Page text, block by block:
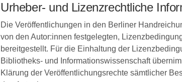
Urheber- und Lizenzrechtliche
Die Veröffentlichungen in den Berliner
von den Autor:innen festgelegten,
bereitgestellt. Für die Einhaltung der
Bibliotheks- und Informationswissenschaft
Klärung der Veröffentlichungsrechte sämtlicher